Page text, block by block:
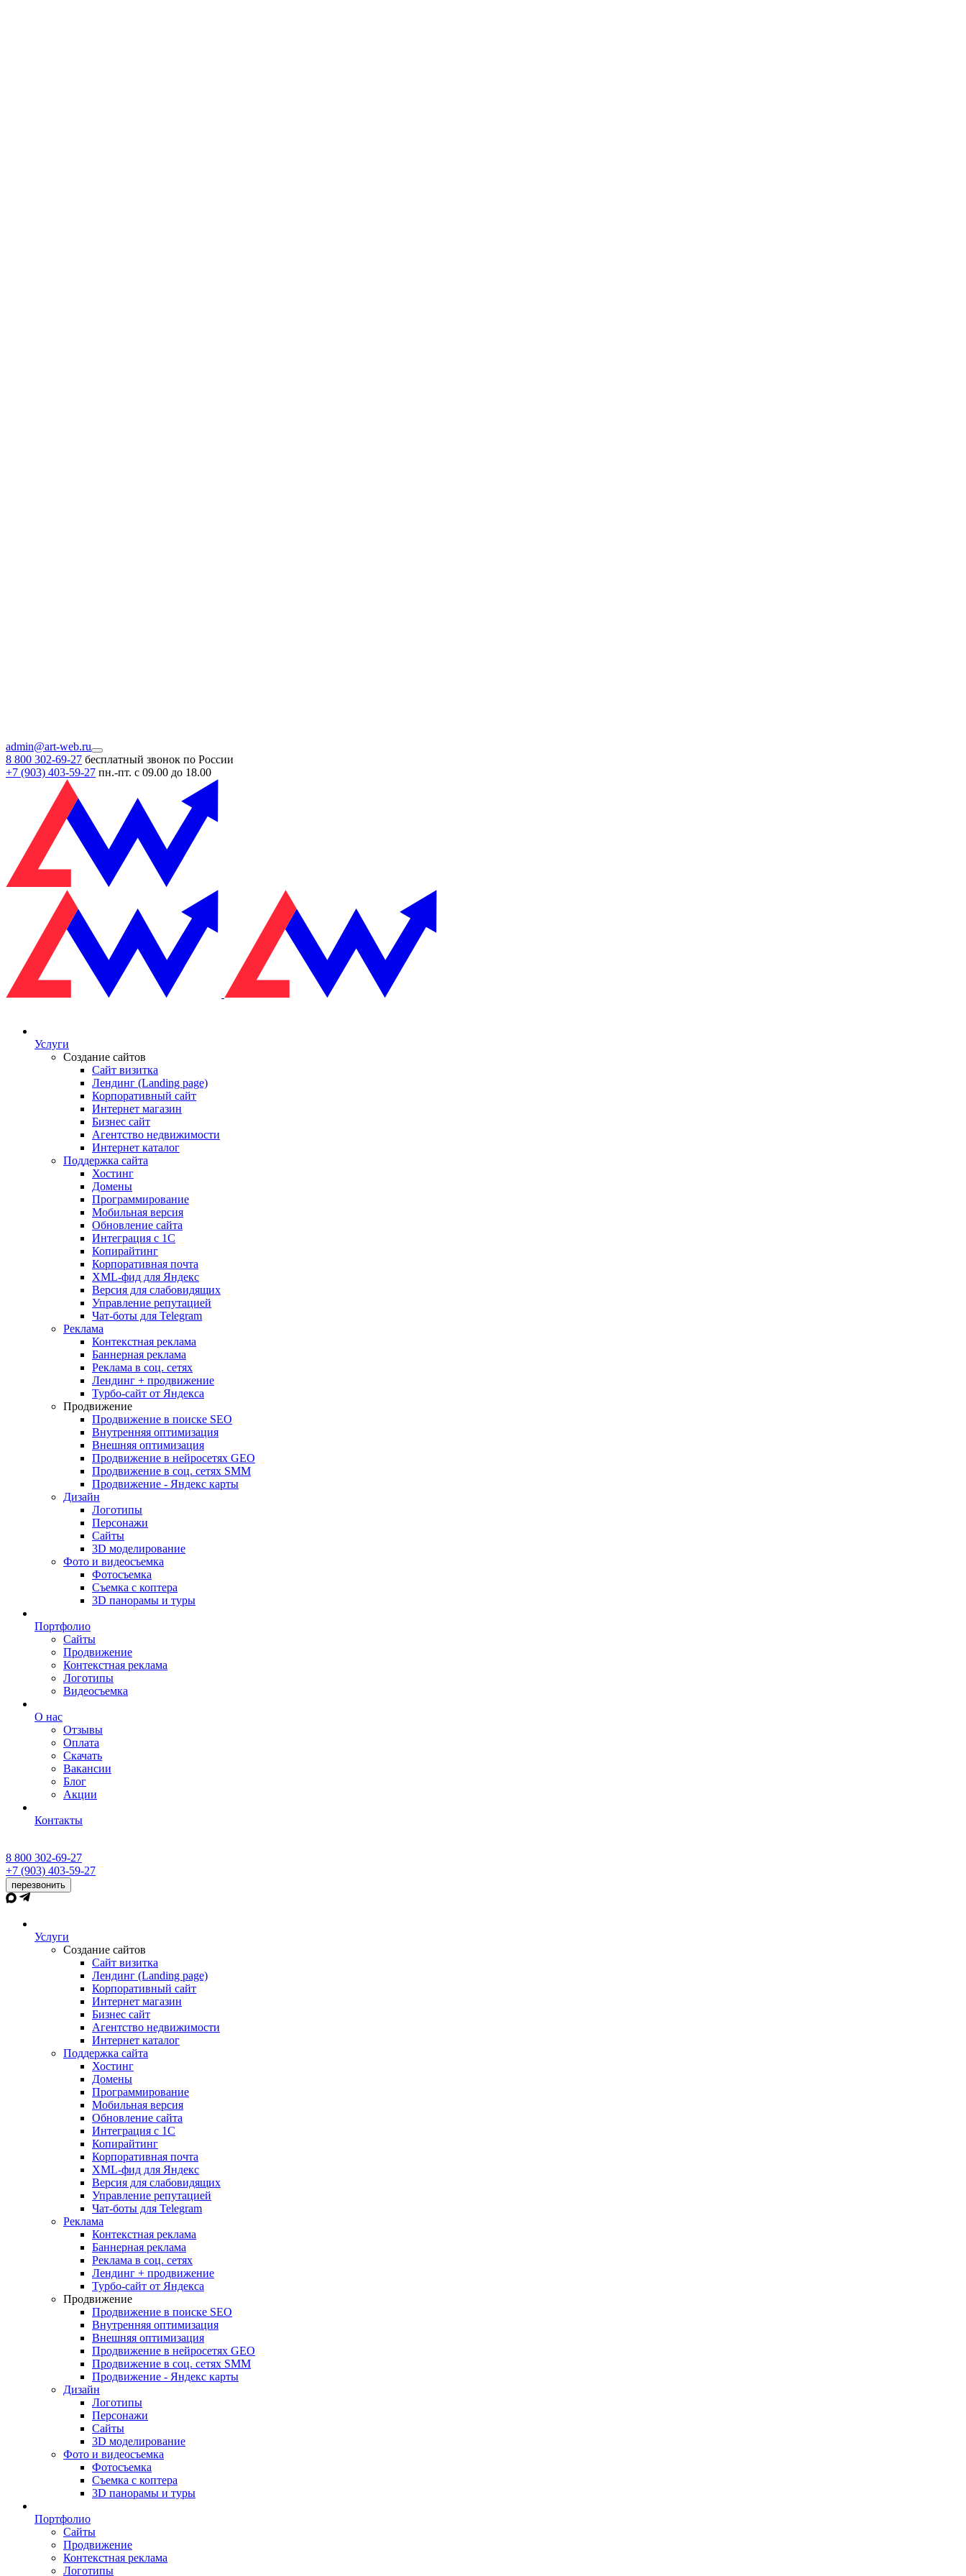
admin@art-web.ru
8 800 302-69-27 бесплатный звонок по России
+7 (903) 403-59-27 пн.-пт. с 09.00 до 18.00
Услуги
Создание сайтов
Сайт визитка
Лендинг (Landing page)
Корпоративный сайт
Интернет магазин
Бизнес сайт
Агентство недвижимости
Интернет каталог
Поддержка сайта
Хостинг
Домены
Программирование
Мобильная версия
Обновление сайта
Интеграция с 1С
Копирайтинг
Корпоративная почта
XML-фид для Яндекс
Версия для слабовидящих
Управление репутацией
Чат-боты для Telegram
Реклама
Контекстная реклама
Баннерная реклама
Реклама в соц. сетях
Лендинг + продвижение
Турбо-сайт от Яндекса
Продвижение
Продвижение в поиске SEO
Внутренняя оптимизация
Внешняя оптимизация
Продвижение в нейросетях GEO
Продвижение в соц. сетях SMM
Продвижение - Яндекс карты
Дизайн
Логотипы
Персонажи
Сайты
3D моделирование
Фото и видеосъемка
Фотосъемка
Съемка с коптера
3D панорамы и туры
Портфолио
Сайты
Продвижение
Контекстная реклама
Логотипы
Видеосъемка
О нас
Отзывы
Оплата
Скачать
Вакансии
Блог
Акции
Контакты
8 800 302-69-27
+7 (903) 403-59-27
перезвонить
Услуги
Создание сайтов
Сайт визитка
Лендинг (Landing page)
Корпоративный сайт
Интернет магазин
Бизнес сайт
Агентство недвижимости
Интернет каталог
Поддержка сайта
Хостинг
Домены
Программирование
Мобильная версия
Обновление сайта
Интеграция с 1С
Копирайтинг
Корпоративная почта
XML-фид для Яндекс
Версия для слабовидящих
Управление репутацией
Чат-боты для Telegram
Реклама
Контекстная реклама
Баннерная реклама
Реклама в соц. сетях
Лендинг + продвижение
Турбо-сайт от Яндекса
Продвижение
Продвижение в поиске SEO
Внутренняя оптимизация
Внешняя оптимизация
Продвижение в нейросетях GEO
Продвижение в соц. сетях SMM
Продвижение - Яндекс карты
Дизайн
Логотипы
Персонажи
Сайты
3D моделирование
Фото и видеосъемка
Фотосъемка
Съемка с коптера
3D панорамы и туры
Портфолио
Сайты
Продвижение
Контекстная реклама
Логотипы